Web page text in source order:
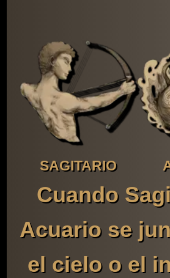
SAGITARIO
Cuando
Acuario se
el cielo o el